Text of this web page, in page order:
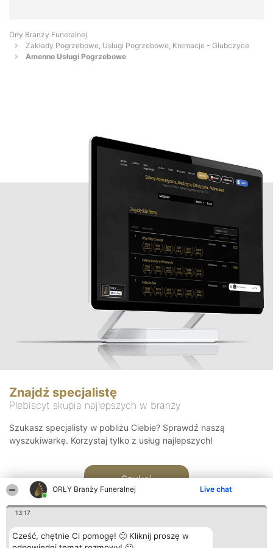
ORŁY Branży Funeralnej Live chat
13:17
Cześć, chętnie Ci pomogę! 🙂 Kliknij proszę w
Orły Branży Funeralnej
Zakłady Pogrzebowe, Usługi Pogrzebowe, Kremacje - Głubczyce
Amenno Usługi Pogrzebowe
Znajdź specjalistę
Plebiscyt skupia najlepszych w branży
Szukasz specjalisty w pobliżu Ciebie? Sprawdź naszą
wyszukiwarkę. Korzystaj tylko z usług najlepszych!
Szukaj